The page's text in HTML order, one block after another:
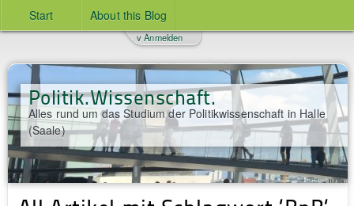
Start About this Blog
Politik.Wissenschaft.
Alles rund um das Studium der Politikwissenschaft in Halle
(Saale)
v Anmelden